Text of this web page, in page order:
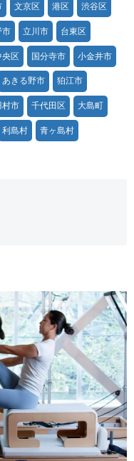
文京区 港区 渋谷区
市 立川市 台東区
央区 国分寺市 小金井市
あきる野市 狛江市
村市 千代田区 大島町
利島村 青ヶ島村